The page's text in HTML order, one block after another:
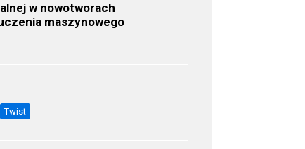
w nowotworach
maszynowego
Twist